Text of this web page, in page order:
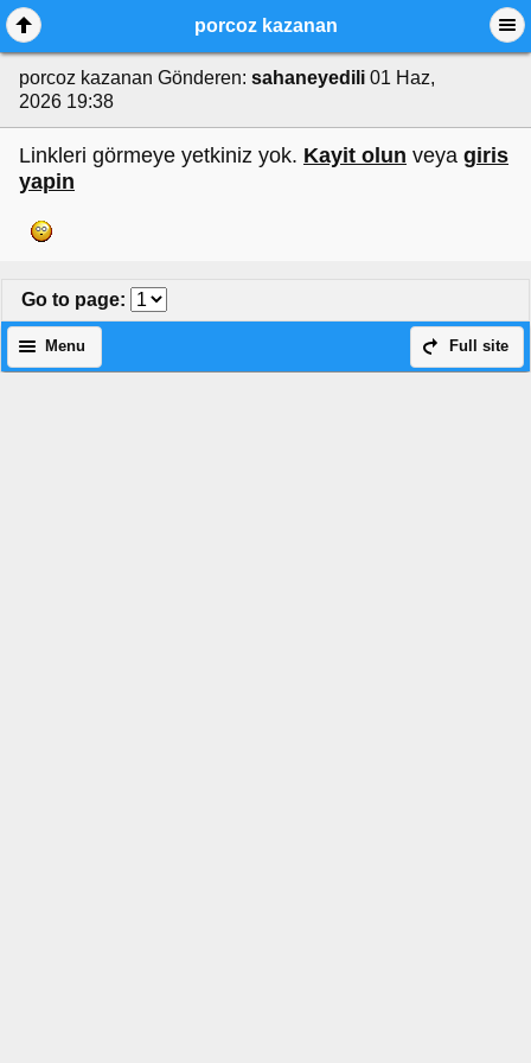
porcoz kazanan
porcoz kazanan Gönderen: sahaneyedili 01 Haz,
2026 19:38
Linkleri görmeye yetkiniz yok. Kayit olun veya giris
yapin
Go to page:
Full site
Menu